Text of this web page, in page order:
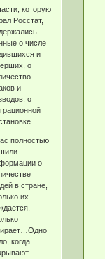
которую
Росстат,
о числе
и
о
и
о
полностью
о
в стране,
их
когда